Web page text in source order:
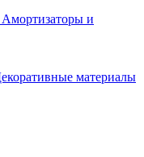
Амортизаторы и
материалы